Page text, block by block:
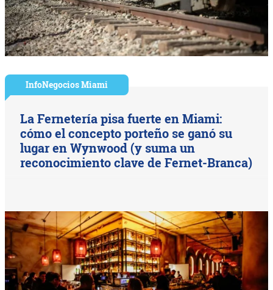
InfoNegocios Miami
La Fernetería pisa fuerte en Miami:
cómo el concepto porteño se ganó su
lugar en Wynwood (y suma un
reconocimiento clave de Fernet-Branca)